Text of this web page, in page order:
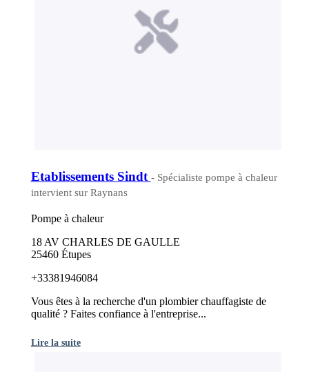
Etablissements Sindt - Spécialiste pompe à chaleur
intervient sur Raynans
Pompe à chaleur
18 AV CHARLES DE GAULLE
25460 Étupes
+33381946084
Vous êtes à la recherche d'un plombier chauffagiste de
qualité ? Faites confiance à l'entreprise...
Lire la suite